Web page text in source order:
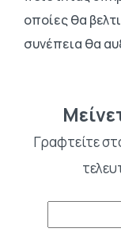
οποίες θα
συνέπεια θα
Γραφτείτε